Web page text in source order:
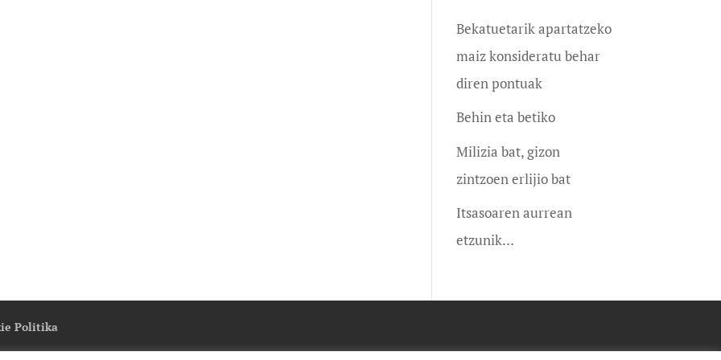
Bekatuetarik apartatzeko
maiz konsideratu behar
diren pontuak
Behin eta betiko
Milizia bat, gizon
zintzoen erlijio bat
Itsasoaren aurrean
etzunik…
Politika